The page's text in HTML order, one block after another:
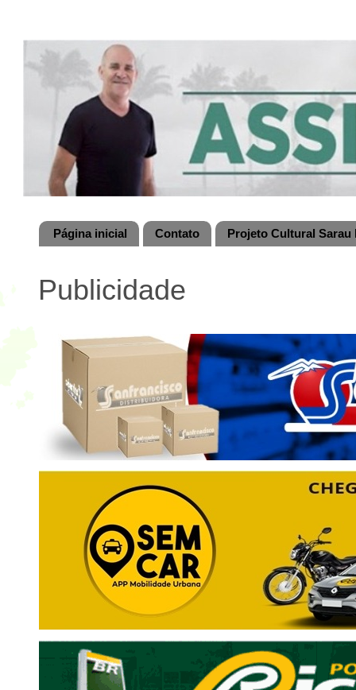
Página inicial Contato Projeto Cultural
Publicidade